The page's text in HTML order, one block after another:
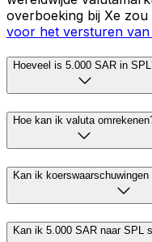
overboeking bij Xe
voor het versturen van
Hoeveel is 5.000 SAR in
Hoe kan ik valuta
Kan ik
Kan ik 5.000 SAR naar SPL